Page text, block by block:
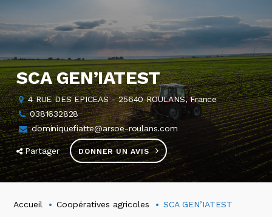
SCA GEN’IATEST
4 RUE DES EPICEAS - 25640 ROULANS, France
0381632828
dominiquefiatte@arsoe-roulans.com
Partager DONNER UN AVIS
Accueil Coopératives agricoles SCA GEN’IATEST